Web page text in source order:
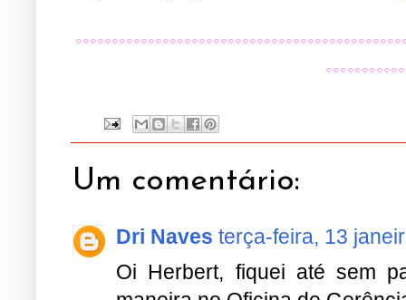
Um comentário:
Dri Naves terça-feira, 13
Oi Herbert, fiquei até sem